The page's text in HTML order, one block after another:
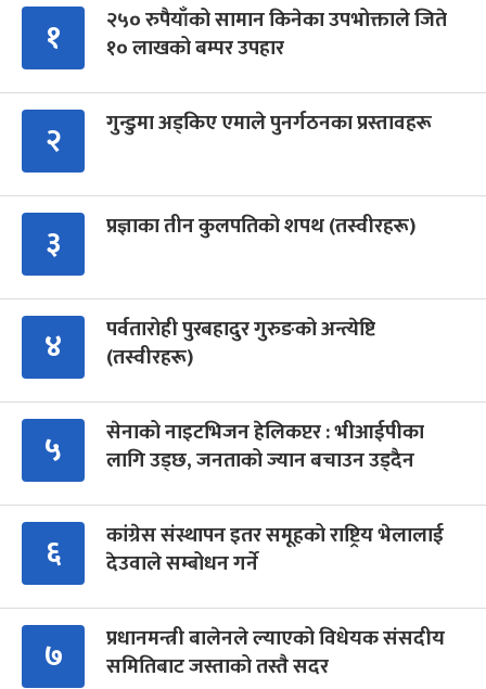
१
२५० रुपैयाँको सामान किनेका उपभोक्ताले जिते
१० लाखको बम्पर उपहार
२ गुन्डुमा अड्किए एमाले पुनर्गठनका प्रस्तावहरू
३ प्रज्ञाका तीन कुलपतिको शपथ (तस्वीरहरू)
४
पर्वतारोही पुरबहादुर गुरुङको अन्त्येष्टि
(तस्वीरहरू)
५
सेनाको नाइटभिजन हेलिकप्टर : भीआईपीका
लागि उड्छ, जनताको ज्यान बचाउन उड्दैन
६
कांग्रेस संस्थापन इतर समूहको राष्ट्रिय भेलालाई
देउवाले सम्बोधन गर्ने
७
प्रधानमन्त्री बालेनले ल्याएको विधेयक संसदीय
समितिबाट जस्ताको तस्तै सदर